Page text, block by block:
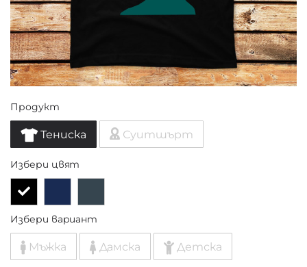
Продукт
Тениска Суитшърт
Избери цвят
Избери вариант
Мъжка Дамска Детска